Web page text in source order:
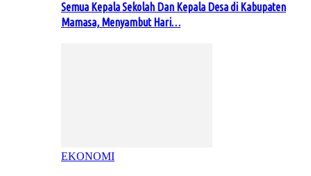
Semua Kepala Sekolah Dan Kepala Desa di Kabupaten
Mamasa, Menyambut Hari…
EKONOMI